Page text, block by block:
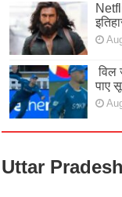
विल
पाए
Uttar Pradesh